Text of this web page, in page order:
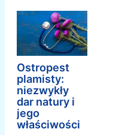
Ostropest
plamisty:
niezwykły
dar natury i
jego
właściwości